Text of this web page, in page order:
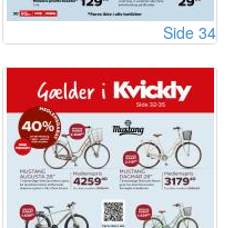
Side 34